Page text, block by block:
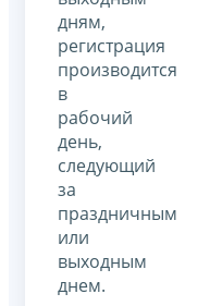
дням,
регистрация
производится
в
рабочий
день,
следующий
за
праздничным
или
выходным
днем.